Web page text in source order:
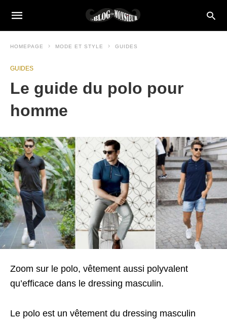
HOMEPAGE MODE ET STYLE GUIDES
GUIDES
Le guide du polo pour
homme
Zoom sur le polo, vêtement aussi polyvalent
qu’efficace dans le dressing masculin.
Le polo est un vêtement du dressing masculin